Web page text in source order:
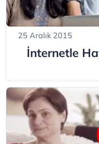
25 Aralık 2015
İnternetle